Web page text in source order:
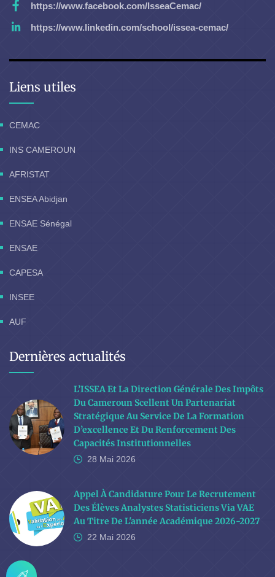
https://www.facebook.com/IsseaCemac/
https://www.linkedin.com/school/issea-cemac/
Liens utiles
CEMAC
INS CAMEROUN
AFRISTAT
ENSEA Abidjan
ENSAE Sénégal
ENSAE
CAPESA
INSEE
AUF
Dernières actualités
L’ISSEA Et La Direction Générale Des Impôts
Du Cameroun Scellent Un Partenariat
Stratégique Au Service De La Formation
D’excellence Et Du Renforcement Des
Capacités Institutionnelles
28 Mai 2026
Appel À Candidature Pour Le Recrutement
Des Élèves Analystes Statisticiens Via VAE
Au Titre De L'année Académique 2026-2027
22 Mai 2026